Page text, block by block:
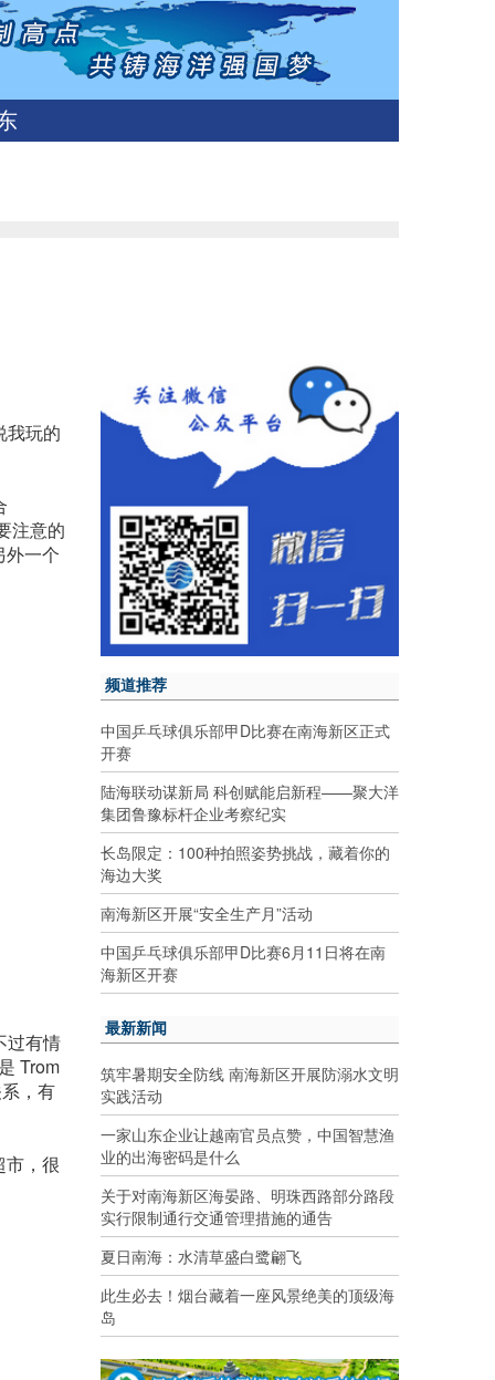
我玩的
注意的
外一个
过有情
Trom
，有
市，很
频道推荐
中国乒乓球俱乐部甲D比赛在南海新区正式
开赛
陆海联动谋新局 科创赋能启新程——聚大洋
集团鲁豫标杆企业考察纪实
长岛限定：100种拍照姿势挑战，藏着你的
海边大奖
南海新区开展“安全生产月”活动
中国乒乓球俱乐部甲D比赛6月11日将在南
海新区开赛
最新新闻
筑牢暑期安全防线 南海新区开展防溺水文明
实践活动
一家山东企业让越南官员点赞，中国智慧渔
业的出海密码是什么
关于对南海新区海晏路、明珠西路部分路段
实行限制通行交通管理措施的通告
夏日南海：水清草盛白鹭翩飞
此生必去！烟台藏着一座风景绝美的顶级海
岛